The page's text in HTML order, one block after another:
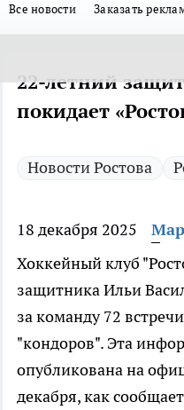
Все новости Заказать
22-летний
покидает
Новости Ростова
18 декабря 2025
Хоккейный клуб
защитника Ильи
за команду 72
"кондоров". Эта
опубликована на
декабря, как сообщает